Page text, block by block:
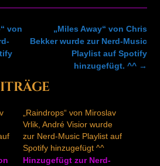
„Miles Away“ von Chris
Bekker wurde zur Nerd-Music
Playlist auf Spotify
hinzugefügt. ^^ →
von
„Raindrops“ von Miroslav
Vrlik, André Visior wurde
zur Nerd-Music Playlist auf
Spotify hinzugefügt ^^
Hinzugefügt zur Nerd-